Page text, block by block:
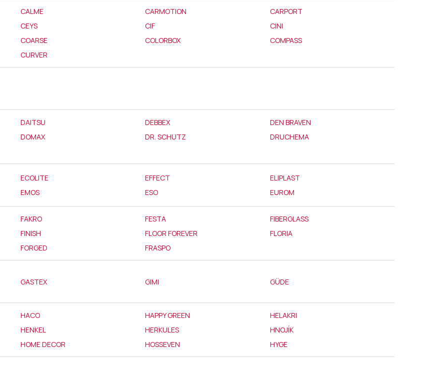
CALME CARMOTION
CARPORT
CEYS CIF
CINI
COARSE COLORBOX
COMPASS
CURVER
DAITSU DEBBEX
DEN BRAVEN
DOMAX DR. SCHUTZ
DRUCHEMA
ECOLITE EFFECT
ELIPLAST
EMOS ESO EUROM
FAKRO FESTA
FIBERGLASS
FINISH FLOOR FOREVER
FLORIA
FORGED FRASPO
GASTEX GIMI GÜDE
HACO HAPPY GREEN
HELAKRI
HENKEL HERKULES
HNOJÍK
HOME DECOR HOSSEVEN HYGE